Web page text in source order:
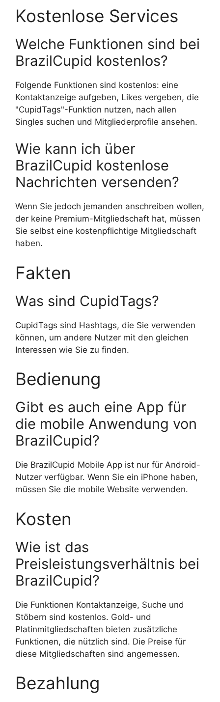
Kostenlose Services
Welche Funktionen sind bei
BrazilCupid kostenlos?
Folgende Funktionen sind kostenlos: eine
Kontaktanzeige aufgeben, Likes vergeben, die
"CupidTags"-Funktion nutzen, nach allen
Singles suchen und Mitgliederprofile ansehen.
Wie kann ich über
BrazilCupid kostenlose
Nachrichten versenden?
Wenn Sie jedoch jemanden anschreiben wollen,
der keine Premium-Mitgliedschaft hat, müssen
Sie selbst eine kostenpflichtige Mitgliedschaft
haben.
Fakten
Was sind CupidTags?
CupidTags sind Hashtags, die Sie verwenden
können, um andere Nutzer mit den gleichen
Interessen wie Sie zu finden.
Bedienung
Gibt es auch eine App für
die mobile Anwendung von
BrazilCupid?
Die BrazilCupid Mobile App ist nur für Android-
Nutzer verfügbar. Wenn Sie ein iPhone haben,
müssen Sie die mobile Website verwenden.
Kosten
Wie ist das
Preisleistungsverhältnis bei
BrazilCupid?
Die Funktionen Kontaktanzeige, Suche und
Stöbern sind kostenlos. Gold- und
Platinmitgliedschaften bieten zusätzliche
Funktionen, die nützlich sind. Die Preise für
diese Mitgliedschaften sind angemessen.
Bezahlung